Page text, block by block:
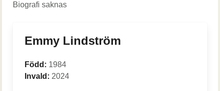
Biografi saknas
Emmy Lindström
Född: 1984
Invald: 2024